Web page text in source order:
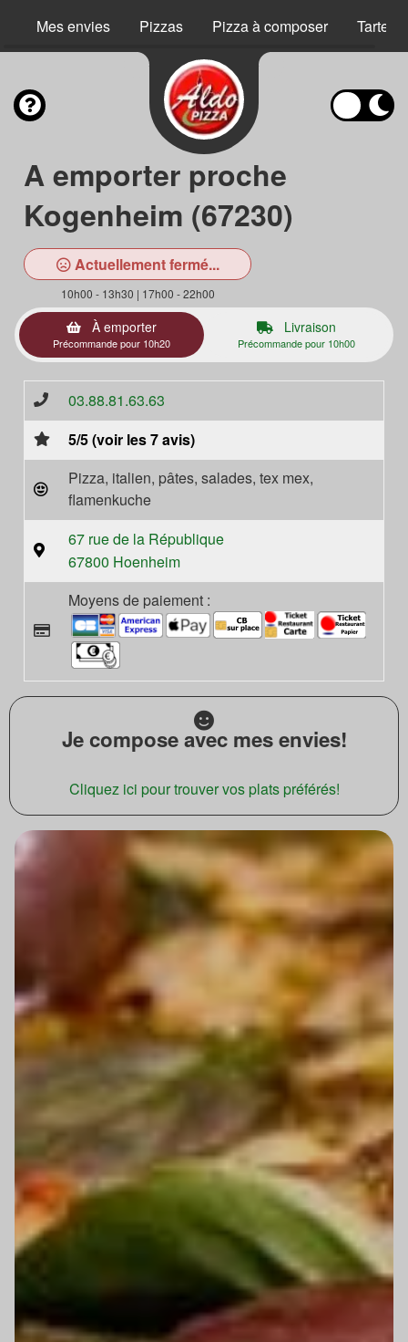
Mes envies Pizzas Pizza à composer Tartes
A emporter proche
Kogenheim (67230)
Actuellement fermé...
10h00 - 13h30 | 17h00 - 22h00
À emporter
Précommande pour 10h20
Livraison
Précommande pour 10h00
03.88.81.63.63
5/5 (voir les 7 avis)
Pizza, italien, pâtes, salades, tex mex,
flamenkuche
67 rue de la République
67800 Hoenheim
Moyens de paiement :
Je compose avec mes envies!
Cliquez ici pour trouver vos plats préférés!